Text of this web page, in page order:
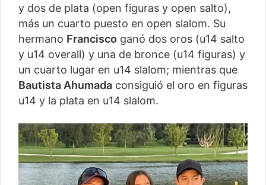
y dos de plata (open figuras y open salto),
más un cuarto puesto en open slalom. Su
hermano Francisco ganó dos oros (u14 salto
y u14 overall) y una de bronce (u14 figuras) y
un cuarto lugar en u14 slalom; mientras que
Bautista Ahumada consiguió el oro en figuras
u14 y la plata en u14 slalom.